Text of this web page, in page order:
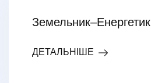
Земельник–Енергетик
ДЕТАЛЬНІШЕ